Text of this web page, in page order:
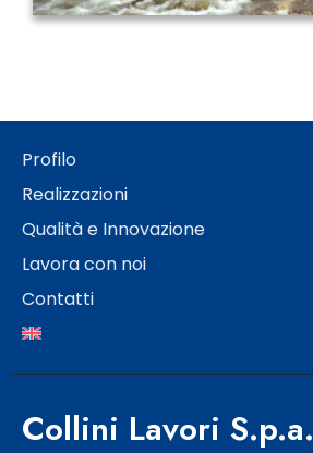
Profilo
Realizzazioni
Qualità e Innovazione
Lavora con noi
Contatti
Collini Lavori S.p.a.